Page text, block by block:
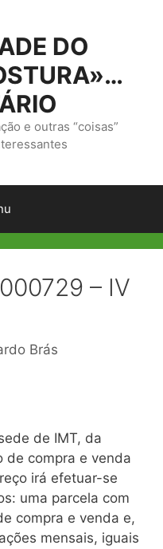
DO
e outras “coisas”
– IV
Brás
de IMT, da
de compra e venda
irá efetuar-se
uma parcela com
compra e venda e,
mensais, iguais